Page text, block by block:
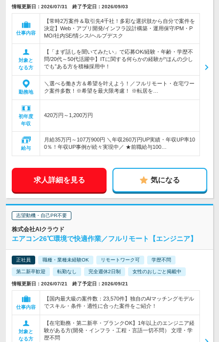
情報更新日：2026/07/31 終了予定日：2026/09/03
仕事内容
【常時2万案件＆取引先4千社！多彩な選択肢から自分で案件を
決定】Web・アプリ開発/インフラ設計構築・運用保守/PM・P
MO/社内SE/情シス/ヘルプデスク
対象と
なる方
【「まず話しを聞いてみたい」で応募OK/経験・年齢・学歴不
問/20代～50代活躍中】ITに関する何らかの経験が“ほんの少し
でも”ある方を積極採用中！
勤務地
＼選べる働き方＆希望を叶えよう！／フルリモート・在宅ワー
ク案件多数！※希望を最大限考慮！ ※転居を…
初年度
年収
420万円～1,200万円
給与
月給35万円～107万900円 ＼年収260万円UP実績・年収UP率10
0％！年収UP事例が続々実現中／ ★前職給与100…
求人詳細を見る 気になる
志望動機・自己PR不要
株式会社AIクラウド
エアコン26℃環境で快適作業／フルリモート【エンジニア】
正社員 職種・業種未経験OK リモートワーク可 学歴不問
第二新卒歓迎 転勤なし 完全週休2日制 女性のおしごと掲載中
情報更新日：2026/07/21 終了予定日：2026/09/21
仕事内容
【国内最大級の案件数：23,570件】独自のAIマッチングモデル
でスキル・条件・適性に合った案件をご紹介！
対象と
なる方
【在宅勤務・第二新卒・ブランクOK】1年以上のエンジニア経
験がある方(開発・インフラ・工程・言語一切不問） 文理・学
歴不問